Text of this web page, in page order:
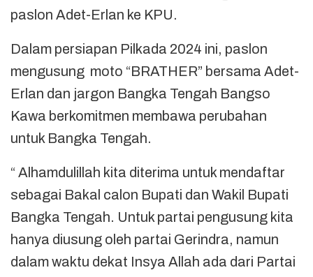
paslon Adet-Erlan ke KPU.
Dalam persiapan Pilkada 2024 ini, paslon
mengusung moto “BRATHER” bersama Adet-
Erlan dan jargon Bangka Tengah Bangso
Kawa berkomitmen membawa perubahan
untuk Bangka Tengah.
“ Alhamdulillah kita diterima untuk mendaftar
sebagai Bakal calon Bupati dan Wakil Bupati
Bangka Tengah. Untuk partai pengusung kita
hanya diusung oleh partai Gerindra, namun
dalam waktu dekat Insya Allah ada dari Partai